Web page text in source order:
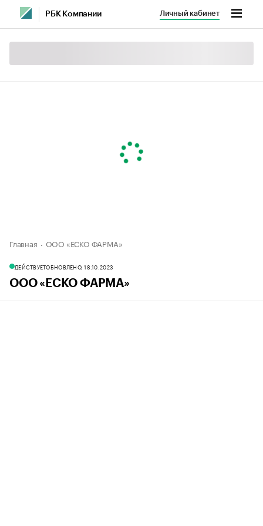
РБК Компании Личный кабинет
Главная ООО «ЕСКО ФАРМА»
ДЕЙСТВУЕТОБНОВЛЕНО, 18.10.2023
ООО «ЕСКО ФАРМА»